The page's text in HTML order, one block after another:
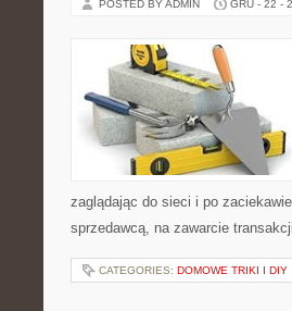
POSTED BY ADMIN GRU - 22 -
zaglądając do sieci i po
sprzedawcą, na zawarcie
CATEGORIES: DOMOWE TRIKI I DIY